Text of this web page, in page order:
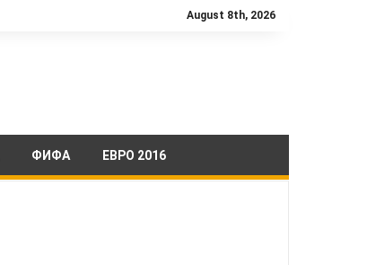
August 8th, 2026
ФИФА ЕВРО 2016